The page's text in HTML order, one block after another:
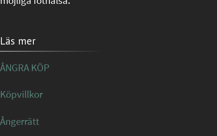
Läs mer
ÅNGRA KÖP
Köpvillkor
Ångerrätt